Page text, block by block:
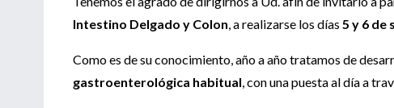
Intestino Delgado y Colon , a realizarse los días 5 y 6 de
Como es de su conocimiento, año a año tratamos de
gastroenterológica habitual , con una puesta al día a